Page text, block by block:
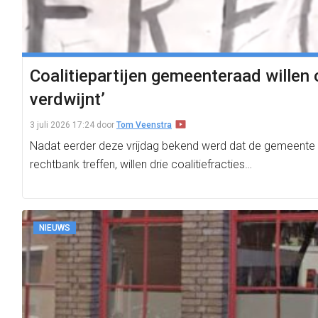
Coalitiepartijen gemeenteraad willen
verdwijnt’
3 juli 2026 17:24 door Tom Veenstra
Nadat eerder deze vrijdag bekend werd dat de
rechtbank treffen, willen drie coalitiefracties…
NIEUWS